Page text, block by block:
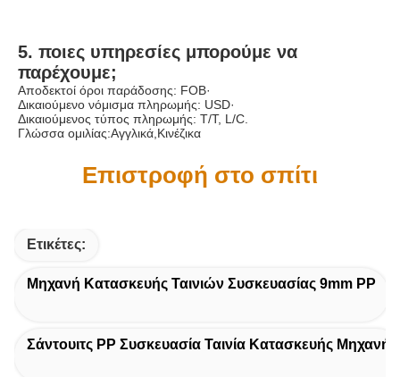
5. ποιες υπηρεσίες μπορούμε να
παρέχουμε;
Αποδεκτοί όροι παράδοσης: FOB·
Δικαιούμενο νόμισμα πληρωμής: USD·
Δικαιούμενος τύπος πληρωμής: T/T, L/C.
Γλώσσα ομιλίας:Αγγλικά,Κινέζικα
Επιστροφή στο σπίτι
Ετικέτες:
Μηχανή Κατασκευής Ταινιών Συσκευασίας 9mm PP
Σάντουιτς PP Συσκευασία Ταινία Κατασκευής Μηχανή